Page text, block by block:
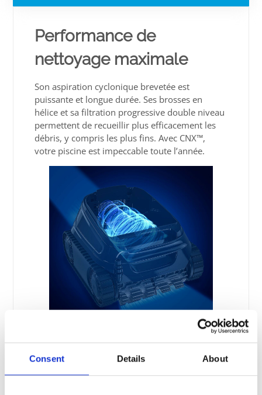
Consent Details About
Performance de
nettoyage maximale
Son aspiration cyclonique brevetée est
puissante et longue durée. Ses brosses en
hélice et sa filtration progressive double niveau
permettent de recueillir plus efficacement les
débris, y compris les plus fins. Avec CNX™,
votre piscine est impeccable toute l’année.
Agilité intégrée